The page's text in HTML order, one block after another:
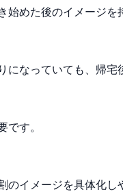
始めた後のイメージを
になっていても、帰宅
です。
イメージを具体化し